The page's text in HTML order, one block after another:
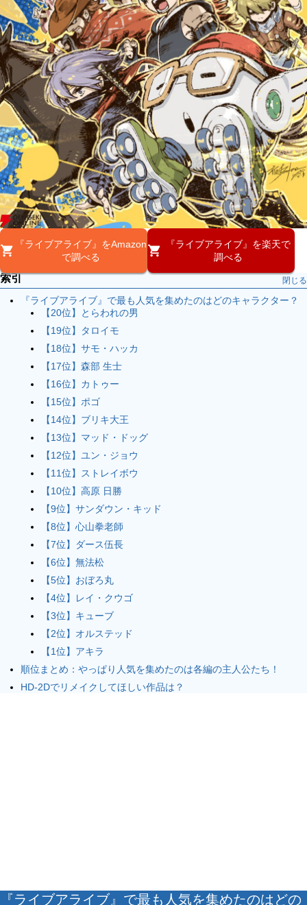
『ライブアライブ』をAmazon
で調べる
『ライブアライブ』を楽天で
調べる
索引 閉じる
『ライブアライブ』で最も人気を集めたのはどのキャラクター？
【20位】とらわれの男
【19位】タロイモ
【18位】サモ・ハッカ
【17位】森部 生士
【16位】カトゥー
【15位】ポゴ
【14位】ブリキ大王
【13位】マッド・ドッグ
【12位】ユン・ジョウ
【11位】ストレイボウ
【10位】高原 日勝
【9位】サンダウン・キッド
【8位】心山拳老師
【7位】ダース伍長
【6位】無法松
【5位】おぼろ丸
【4位】レイ・クウゴ
【3位】キューブ
【2位】オルステッド
【1位】アキラ
順位まとめ：やっぱり人気を集めたのは各編の主人公たち！
HD-2Dでリメイクしてほしい作品は？
『ライブアライブ』で最も人気を集めたのはどの